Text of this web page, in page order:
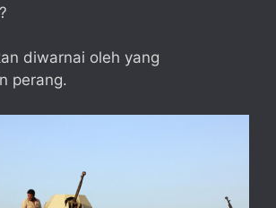
diwarnai oleh yang
perang.